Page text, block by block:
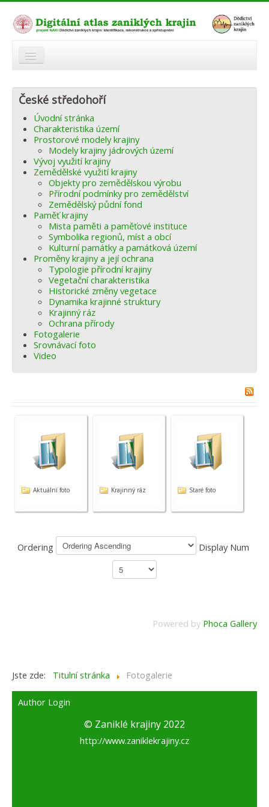
Modelová území
Zaniklé krajiny
Odkazy
Fórum
Autoři
České středohoří
Úvodní stránka
Charakteristika území
Prostorové modely krajiny
Modely krajiny jádrových území
Vývoj využití krajiny
Zemědělské využití krajiny
Objekty pro zemědělskou výrobu
Přírodní podmínky pro zemědělství
Zemědělský půdní fond
Paměť krajiny
Mista paměti a paměťové instituce
Symbolika regionů, míst a obcí
Kulturní památky a památková území
Proměny krajiny a její ochrana
Typologie přírodní krajiny
Vegetační charakteristika
Historické změny vegetace
Dynamika krajinné struktury
Krajinný ráz
Ochrana přírody
Fotogalerie
Srovnávací foto
Video
Aktuální foto Krajinný ráz Staré foto
Ordering Display Num
Powered by Phoca Gallery
Jste zde: Titulní stránka Fotogalerie
Author Login
© Zaniklé krajiny 2022
http://www.zaniklekrajiny.cz